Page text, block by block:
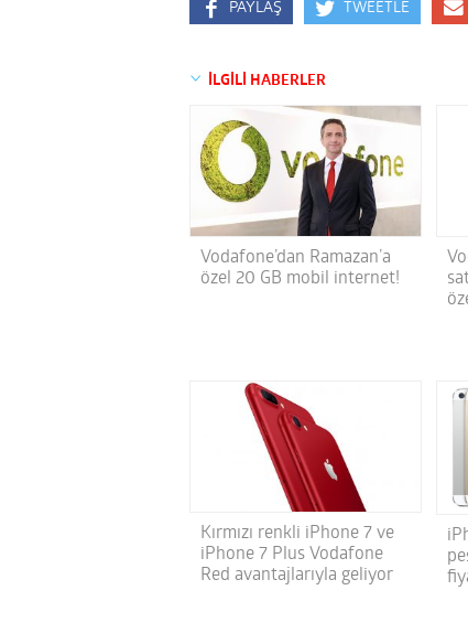
PAYLAŞ TWEETLE
İLGİLİ HABERLER
Vodafone’dan Ramazan’a
özel 20 GB mobil internet!
Kırmızı renkli iPhone 7 ve
iPhone 7 Plus Vodafone
Red avantajlarıyla geliyor